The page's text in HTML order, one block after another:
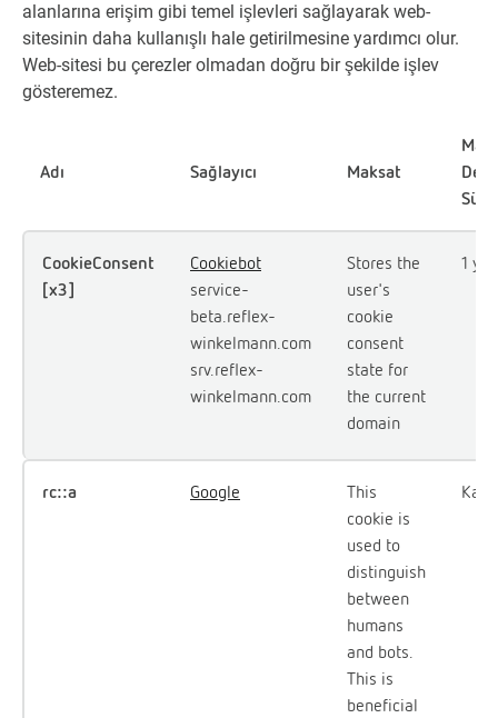
alanlarına erişim gibi temel işlevleri sağlayarak web-
sitesinin daha kullanışlı hale getirilmesine yardımcı olur.
Web-sitesi bu çerezler olmadan doğru bir şekilde işlev
gösteremez.
Adı Sağlayıcı Maksat
CookieConsent
[x3]
Cookiebot
service-
beta.reflex-
winkelmann.com
srv.reflex-
winkelmann.com
Stores the
user's
cookie
consent
state for
the current
domain
1 yıl
rc::a Google
This
cookie is
used to
distinguish
between
humans
and bots.
This is
beneficial